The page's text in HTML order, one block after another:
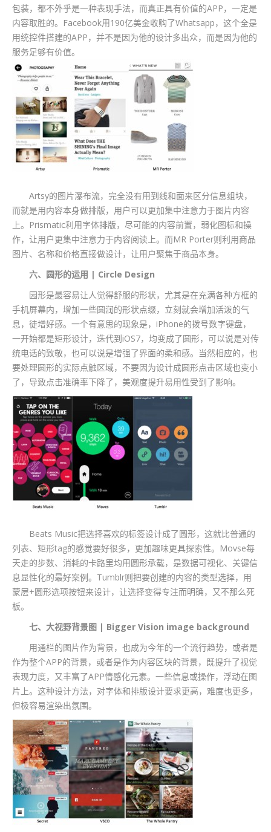
包装，都不外乎是一种表现手法，而真正具有价值的APP，一定是
内容取胜的。Facebook用190亿美金收购了Whatsapp，这个全是
用统控件搭建的APP，并不是因为他的设计多出众，而是因为他的
服务足够有价值。
Artsy的图片瀑布流，完全没有用到线和面来区分信息组块，
而就是用内容本身做排版，用户可以更加集中注意力于图片内容
上。Prismatic利用字体排版，尽可能的内容前置，弱化图标和操
作，让用户更集中注意力于内容阅读上。而MR Porter则利用商品
图片、名称和价格直接做设计，让用户聚焦于商品本身。
六、圆形的运用 | Circle Design
园形是最容易让人觉得舒服的形状，尤其是在充满各种方框的
手机屏幕内，增加一些圆润的形状点缀，立刻就会增加活泼的气
息，徒增好感。一个有意思的现象是，iPhone的拨号数字键盘，
一开始都是矩形设计，迭代到iOS7，均变成了圆形，可以说是对传
统电话的致敬，也可以说是增强了界面的柔和感。当然相应的，也
要处理圆形的实际点触区域，不要因为设计成圆形点击区域也变小
了，导致点击准确率下降了，美观度提升易用性受到了影响。
Beats Music把选择喜欢的标签设计成了圆形，这就比普通的
列表、矩形tag的感觉要好很多，更加趣味更具探索性。Movse每
天走的步数、消耗的卡路里均用圆形承载，是数据可视化、关键信
息显性化的最好案例。Tumblr则把要创建的内容的类型选择，用
蒙层+圆形选项按钮来设计，让选择变得专注而明确，又不那么死
板。
七、大视野背景图 | Bigger Vision image background
用通栏的图片作为背景，也成为今年的一个流行趋势，或者是
作为整个APP的背景，或者是作为内容区块的背景，既提升了视觉
表现力度，又丰富了APP情感化元素。一些信息或操作，浮动在图
片上。这种设计方法，对字体和排版设计要求更高，难度也更多，
但极容易渲染出氛围。